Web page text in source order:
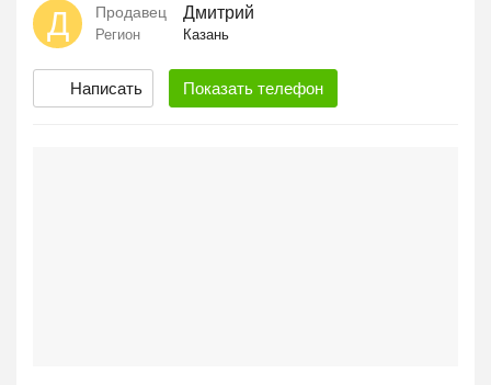
Д Продавец Дмитрий
Регион Казань
Написать Показать телефон